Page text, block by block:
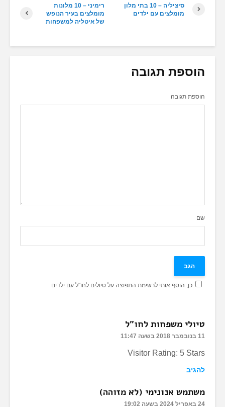
רימיני – 10 מלונות
מומלצים בעיר הנופש
של איטליה למשפחות
סיציליה – 10 בתי מלון
מומלצים עם ילדים
הוספת תגובה
הוספת תגובה
שם
כן, הוסף אותי לרשימת התפוצה על טיולים לחו"ל עם ילדים
טיולי משפחות לחו"ל
11 בנובמבר 2018 בשעה 11:47
Visitor Rating: 5 Stars
להגיב
משתמש אנונימי (לא מזוהה)
24 באפריל 2024 בשעה 19:02